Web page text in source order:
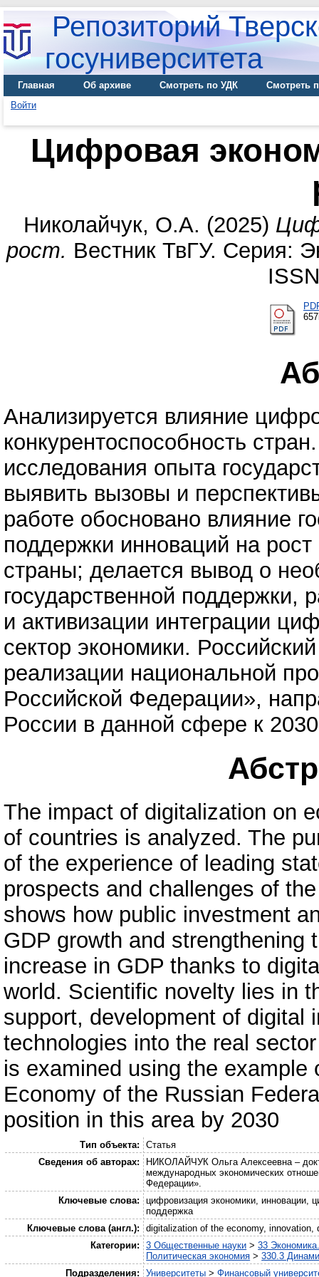
Репозиторий
госуниверситета
Главная Об архиве Смотреть по УДК
Смотреть
Войти
Цифровая
Николайчук, О.А. (2025)
рост. Вестник ТвГУ. Серия:
Анализируется влияние
конкурентоспособность
исследования опыта
выявить вызовы и
работе обосновано влияние
поддержки инноваций на
страны; делается вывод о
государственной поддержки,
и активизации интеграции
сектор экономики.
реализации национальной
Российской Федерации»,
России в данной сфере к 2030
The impact of digitalization on
of countries is analyzed. The
of the experience of leading
prospects and challenges of
shows how public investment
GDP growth and strengthening
increase in GDP thanks to
world. Scientific novelty lies in
support, development of digital
technologies into the real
is examined using the example
Economy of the Russian
position in this area by 2030
Тип объекта:
Статья
Сведения об авторах:
НИКОЛАЙЧУК Ольга Алексеевна –
международных экономических
Федерации».
Ключевые слова:
цифровизация экономики, инновации,
поддержка
Ключевые слова (англ.):
digitalization of the economy,
Категории:
3 Общественные науки >33
Политическая экономия >330.3
Подразделения:
Университеты >Финансовый